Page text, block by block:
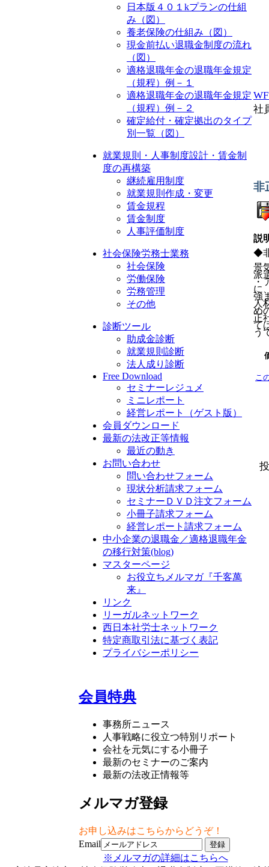
日本版４０１kプランの仕組
み（図）
養老保険の仕組み（図）
現金前払い退職金制度の流れ
（図）
適格退職年金の退職年金規定
（規程）例－１
適格退職年金の退職年金規定
（規程）例－２
確定給付・確定拠出のタイプ
別一覧（図）
就業規則・人事制度設計・賃金制
度の再構築
継続雇用制度
就業規則作成・変更
賃金規程
賃金制度
人事評価制度
社会保険労務士業務
社会保険
労働保険
労務管理
その他
診断ツール
助成金診断
就業規則診断
法人成り診断
Free Download
セミナーレジュメ
ミニレポート
経営レポート（ゲスト版）
会員ダウンロード
最新の法改正等情報
最近の動き
お問い合わせ
問い合わせフォーム
現状分析請求フォーム
セミナーＤＶＤ注文フォーム
小冊子請求フォーム
経営レポート請求フォーム
中小企業の退職金／適格退職年金
の移行対策(blog)
マスターページ
お役立ちメルマガ『千客萬
来』
リンク
リーガルネットワーク
西日本社労士ネットワーク
特定商取引法に基づく表記
プライバシーポリシー
会員特典
事務所ニュース
人事戦略に役立つ特別リポート
会社を元気にする小冊子
最新のセミナーのご案内
最新の法改正情報等
メルマガ登録
お申し込みはこちらからどうぞ！
Email
※メルマガの詳細はこちらへ
社
非
説
◆
景
派
・
に
強
人
め
正
て
う
こ